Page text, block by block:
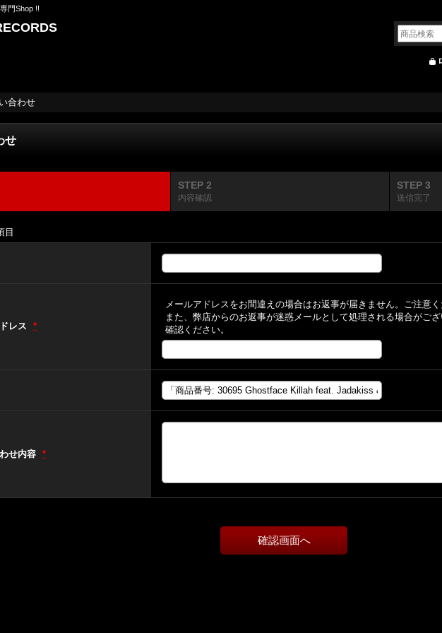
門Shop !!
合わせ
せ
STEP 2
内容確認
STEP 3
送信完了
目
レス *
メールアドレスをお間違えの場合はお返事が届きません。ご注意く
また、弊店からのお返事が迷惑メールとして処理される場合がご
確認ください。
せ内容 *